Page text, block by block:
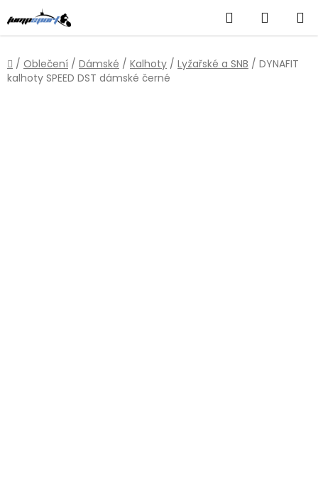
na
obsah
Hledat
KOŠÍK
Domů
/ Oblečení / Dámské / Kalhoty / Lyžařské a SNB / DYNAFIT
kalhoty SPEED DST dámské černé